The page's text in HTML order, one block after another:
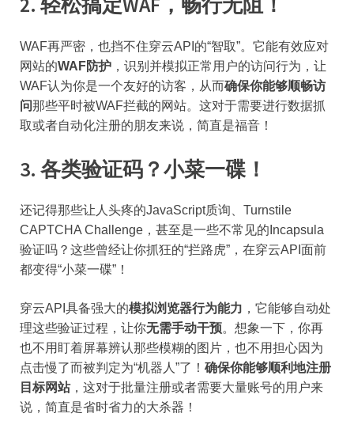
WAF再严密，也挡不住穿云API的“智取”。它能有效应对
网站的WAF防护 ，识别并模拟正常用户的访问行为，让
WAF认为你是一个友好的访客，从而确保你能够顺畅访
问那些平时被WAF拦截的网站。这对于需要进行数据抓
取或者自动化注册的朋友来说，简直是福音！
3. 各类验证码？小菜一碟！
还记得那些让人头疼的JavaScript质询、Turnstile
CAPTCHA Challenge，甚至是一些不常见的Incapsula
验证吗？这些曾经让你抓狂的“拦路虎”，在穿云API面前
都变得“小菜一碟”！
穿云API具备强大的模拟浏览器行为能力 ，它能够自动处
理这些验证过程，让你无需手动干预。想象一下，你再
也不用盯着屏幕辨认那些模糊的图片，也不用担心因为
点击慢了而被判定为“机器人”了！ 确保你能够顺利地注册
目标网站，这对于批量注册或者需要大量账号的用户来
说，简直是省时省力的大杀器！